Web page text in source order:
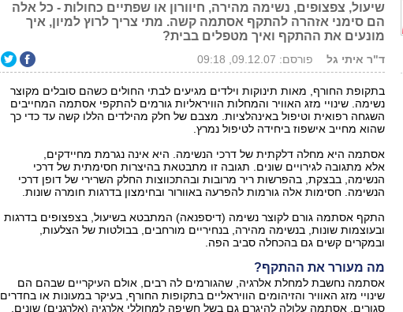
שיעול, צפצופים, נשימה מהירה, חיוורון או שפתיים כחולות - כל אלה
הם סימני אזהרה להתקף אסתמה קשה. מתי צריך לרוץ למיון, איך
מונעים את ההתקף ואיך מטפלים בבית?
ד"ר איתי גל פורסם: 09.12.07, 09:18
בתקופת החורף, מאות תינוקות וילדים מגיעים לבתי החולים כשהם סובלים מקוצר
נשימה. שינויי מזג האוויר והמחלות הוויראליות גורמים להתקפי אסתמה המחייבים
השגחה רפואית וטיפול באינהלציות. מצבם של חלק מהילדים הללו קשה עד כדי כך
שהוא מחייב אישפוז ביחידה לטיפול נמרץ.
אסתמה היא מחלה דלקתית של דרכי הנשימה. היא אינה נגרמת מחיידקים,
אלא מתגובה לגירויים שונים. תגובה זו מתבטאת בהיצרות חסימתית של דרכי
הנשימה, בבצקת, בהפרשות ריר מרובות ובהתכווצות החלק השרירי של דופן דרכי
הנשימה. חסימות אלה גורמות להפרעה באוורור ובחימצון בדרגות חומרה שונות.
התקף אסתמה גורם לקוצר נשימה (דיספנאה) המתבטא בשיעול, בצפצופים בדרגות
ובעוצמות שונות, בנשימה מהירה, בנחיריים מורחבים, בבולטות של הצלעות,
ובמקרים קשים גם בהכחלה סביב הפה.
מה מעורר את ההתקף?
אסתמה נחשבת למחלת אלרגיה, שהגורמים לה רבים, אולם העיקריים שבהם הם
שינויי מזג האוויר והזיהומים הוויראליים בתקופות החורף, בעיקר במעונות או בחדרים
סגורים. אסתמה עלולה להיגרם גם בשל חשיפה למחוללי אלרגיה (אלרגנים) שונים,